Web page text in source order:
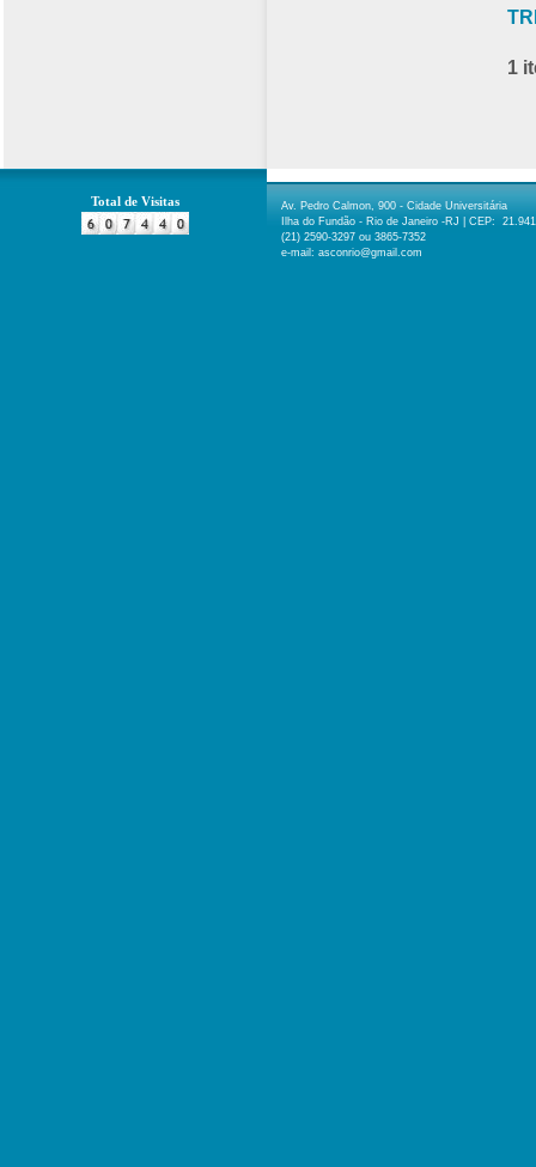
1
Total de Visitas
Av. Pedro Calmon, 900 - Cidade Universitária
Ilha do Fundão - Rio de Janeiro -RJ | CEP:
(21) 2590-3297 ou 3865-7352
e-mail: asconrio@gmail.com